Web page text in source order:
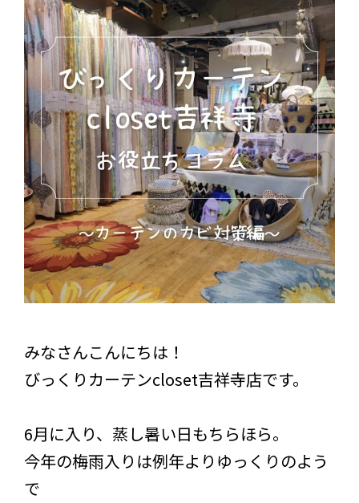
みなさんこんにちは！
びっくりカーテンcloset吉祥寺店です。
6月に入り、蒸し暑い日もちらほら。
今年の梅雨入りは例年よりゆっくりのよう
で